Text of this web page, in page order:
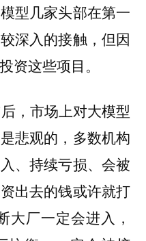
型几家头部在第一
深入的接触，但因
资这些项目。
，市场上对大模型
悲观的，多数机构
、持续亏损、会被
出去的钱或许就打
大厂一定会进入，